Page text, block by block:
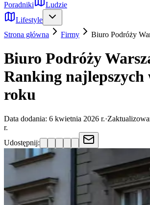
Poradniki
Ludzie
Lifestyle
Strona główna
Firmy Biuro Podróży
Biuro Podróży
Ranking najlepszych
roku
Data dodania: 6 kwietnia 2026 r.·
r.
Udostępnij: